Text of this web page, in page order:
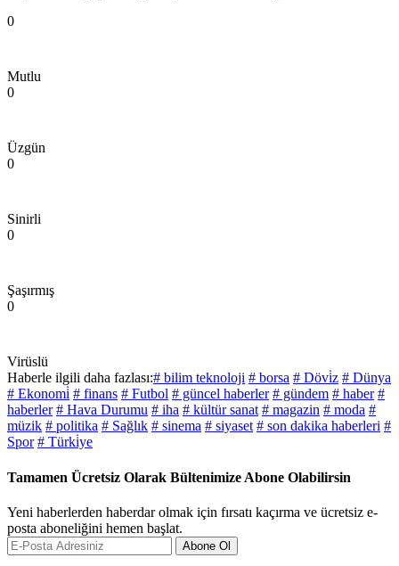
0
Mutlu
0
Üzgün
0
Sinirli
0
Şaşırmış
0
Virüslü
Haberle ilgili daha fazlası:# bilim teknoloji # borsa # Dövi̇z # Dünya
# Ekonomi̇ # finans # Futbol # güncel haberler # gündem # haber #
haberler # Hava Durumu # iha # kültür sanat # magazin # moda #
müzik # politika # Sağlık # sinema # siyaset # son dakika haberleri #
Spor # Türki̇ye
Tamamen Ücretsiz Olarak Bültenimize Abone Olabilirsin
Yeni haberlerden haberdar olmak için fırsatı kaçırma ve ücretsiz e-
posta aboneliğini hemen başlat.
Abone Ol